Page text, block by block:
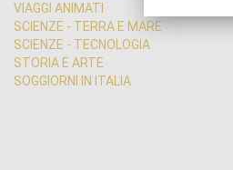
VIAGGI ANIMATI
SCIENZE - TERRA E MARE
SCIENZE - TECNOLOGIA
STORIA E ARTE
SOGGIORNI IN ITALIA